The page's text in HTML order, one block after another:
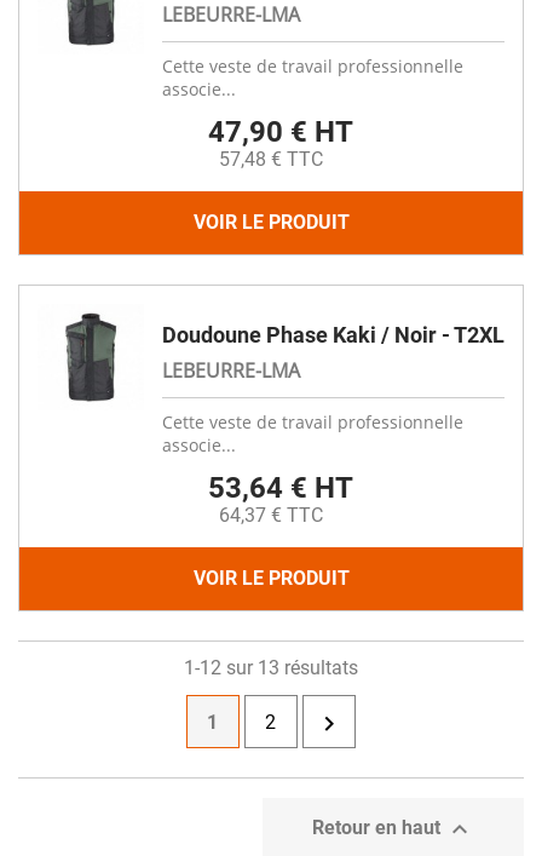
LEBEURRE-LMA
Cette veste de travail professionnelle
associe...
47,90 € HT
57,48 € TTC
VOIR LE PRODUIT
Doudoune Phase Kaki / Noir - T2XL
LEBEURRE-LMA
Cette veste de travail professionnelle
associe...
53,64 € HT
64,37 € TTC
VOIR LE PRODUIT
1-12 sur 13 résultats
1 2 
Retour en haut 